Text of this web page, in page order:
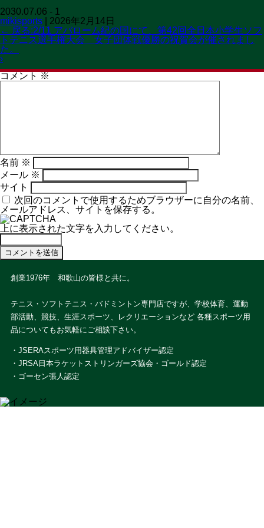
MENU
CLOSED 火曜日
2030.07.06 - 1
mikisports
2026年2月14日
← 戻る:2/11 アバローム紀の国にて、第42回全日本小学生ソフ
トテニス選手権大会 女子団体戦優勝の祝賀会が催されまし
た。
›
コメントを残す
メールアドレスが公開されることはありません。
いる欄は必須項目です
コメント ※
名前 ※
メール ※
サイト
次回のコメントで使用するためブラウザーに自分の名前、
メールアドレス、サイトを保存する。
上に表示された文字を入力してください。
創業1976年 和歌山の皆様と共に。
テニス・ソフトテニス・バドミントン専門店ですが、学校体育、運動
部活動、競技、生涯スポーツ、レクリエーションなど 各種スポーツ用
品についてもお気軽にご相談下さい。
・JSERAスポーツ用器具管理アドバイザー認定
・JRSA日本ラケットストリンガーズ協会・ゴールド認定
・ゴーセン張人認定